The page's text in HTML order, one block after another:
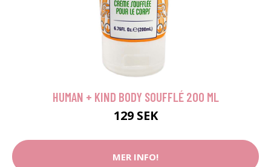
HUMAN + KIND BODY SOUFFLÉ 200 ML
129 SEK
MER INFO!